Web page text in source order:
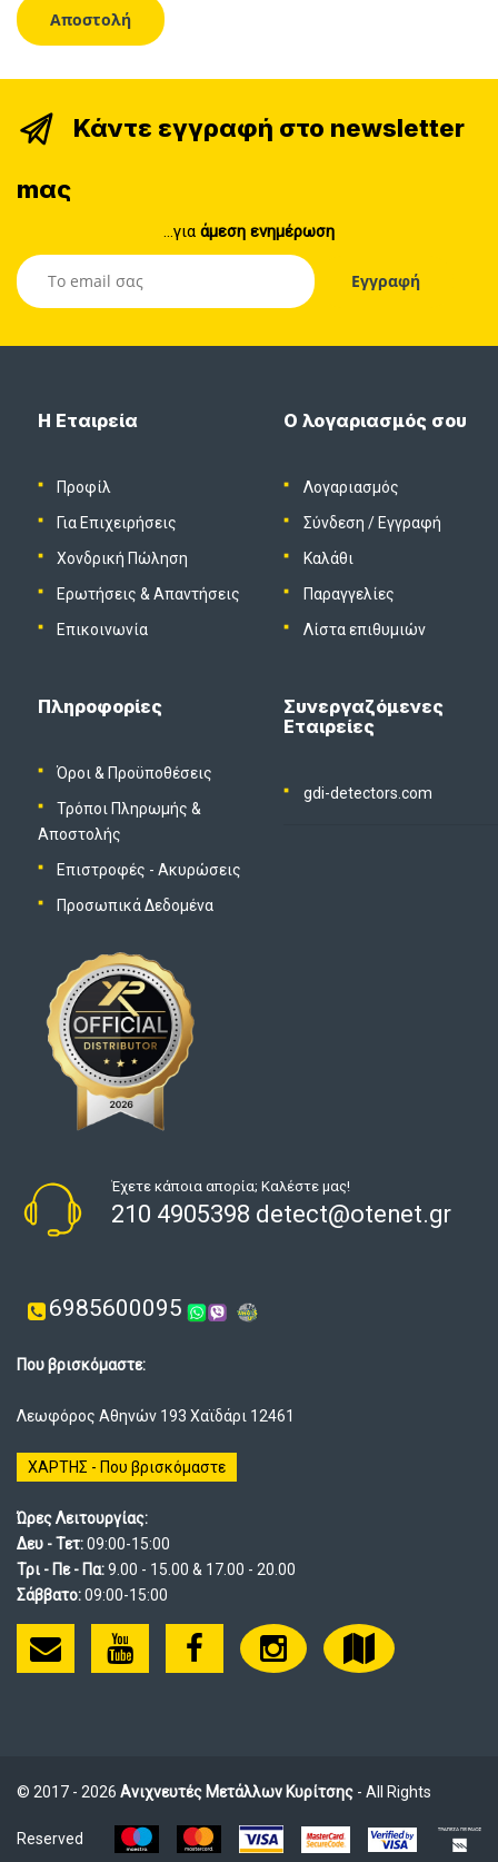
Κάντε εγγραφή στο newsletter
mας
...για άμεση ενημέρωση
Η Εταιρεία
Προφίλ
Για Επιχειρήσεις
Χονδρική Πώληση
Ερωτήσεις & Απαντήσεις
Επικοινωνία
Ο λογαριασμός σου
Λογαριασμός
Σύνδεση / Εγγραφή
Καλάθι
Παραγγελίες
Λίστα επιθυμιών
Πληροφορίες
Όροι & Προϋποθέσεις
Τρόποι Πληρωμής &
Αποστολής
Επιστροφές - Ακυρώσεις
Προσωπικά Δεδομένα
Συνεργαζόμενες
Εταιρείες
gdi-detectors.com
Έχετε κάποια απορία; Καλέστε μας!
210 4905398 detect@otenet.gr
6985600095
Που βρισκόμαστε:
Λεωφόρος Αθηνών 193 Χαϊδάρι 12461
ΧΑΡΤΗΣ - Που βρισκόμαστε
Ώρες Λειτουργίας:
Δευ - Τετ:09:00-15:00
Τρι - Πε - Πα:9.00 - 15.00 & 17.00 - 20.00
Σάββατο:09:00-15:00
© 2017 - 2026 Ανιχνευτές Μετάλλων Κυρίτσης - All Rights
Reserved